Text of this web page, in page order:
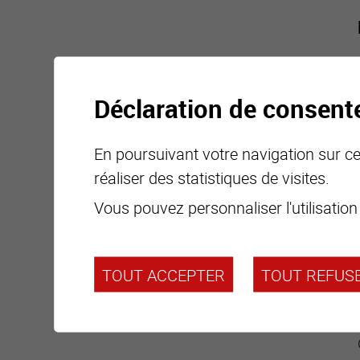
Déclaration de
En poursuivant votre navigation sur
réaliser des statistiques de visites.
Vous pouvez personnaliser
TOUT ACCEPTER TOUT